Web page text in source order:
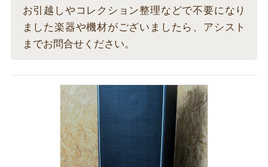
お引越しやコレクション整理などで不要になり
ました楽器や機材がございましたら、アシスト
までお問合せください。